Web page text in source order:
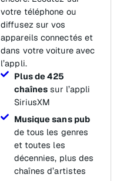
votre téléphone ou
diffusez sur vos
appareils connectés et
dans votre voiture avec
l’appli.
Plus de 425
chaînes sur l’appli
SiriusXM
Musique sans pub
de tous les genres
et toutes les
décennies, plus des
chaînes d’artistes